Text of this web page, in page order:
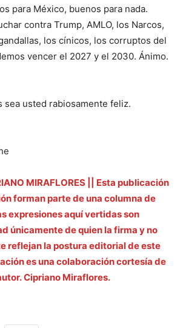
para México, buenos para nada.
contra Trump, AMLO, los Narcos,
los cínicos, los corruptos del
vencer el 2027 y el 2030. Ánimo.
sea usted rabiosamente feliz.
MIRAFLORES || Esta publicación
forman parte de una columna de
expresiones aquí vertidas son
únicamente de quien la firma y no
reflejan la postura editorial de este
es una colaboración cortesía de
Cipriano Miraflores.